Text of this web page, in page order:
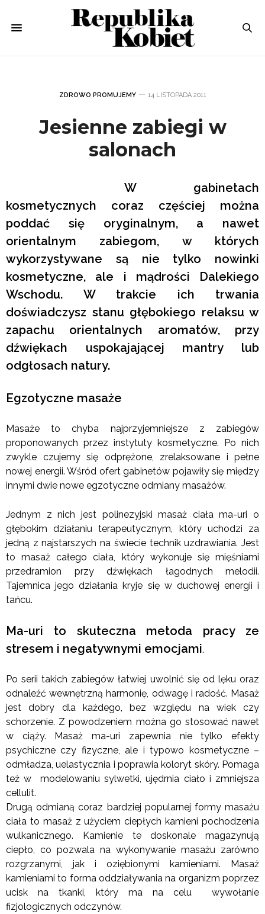
ZDROWO PROMUJEMY 14 LISTOPADA 2011
Jesienne zabiegi w
salonach
W gabinetach
kosmetycznych coraz częściej można
poddać się oryginalnym, a nawet
orientalnym zabiegom, w których
wykorzystywane są nie tylko nowinki
kosmetyczne, ale i mądrości Dalekiego
Wschodu. W trakcie ich trwania
doświadczysz stanu głębokiego relaksu w
zapachu orientalnych aromatów, przy
dźwiękach uspokajającej mantry lub
odgłosach natury.
Egzotyczne masaże
Masaże to chyba najprzyjemniejsze z zabiegów
proponowanych przez instytuty kosmetyczne. Po nich
zwykle czujemy się odprężone, zrelaksowane i pełne
nowej energii. Wśród ofert gabinetów pojawiły się między
innymi dwie nowe egzotyczne odmiany masażów.
Jednym z nich jest polinezyjski masaż ciała ma-uri o
głębokim działaniu terapeutycznym, który uchodzi za
jedną z najstarszych na świecie technik uzdrawiania. Jest
to masaż całego ciała, który wykonuje się mięśniami
przedramion przy dźwiękach łagodnych melodii.
Tajemnica jego działania kryje się w duchowej energii i
tańcu.
Ma-uri to skuteczna metoda pracy ze
stresem i negatywnymi emocjami.
Po serii takich zabiegów łatwiej uwolnić się od lęku oraz
odnaleźć wewnętrzną harmonię, odwagę i radość. Masaż
jest dobry dla każdego, bez względu na wiek czy
schorzenie. Z powodzeniem można go stosować nawet
w ciąży. Masaż ma-uri zapewnia nie tylko efekty
psychiczne czy fizyczne, ale i typowo kosmetyczne –
odmładza, uelastycznia i poprawia koloryt skóry. Pomaga
też w modelowaniu sylwetki, ujędrnia ciało i zmniejsza
cellulit.
Drugą odmianą coraz bardziej popularnej formy masażu
ciała to masaż z użyciem ciepłych kamieni pochodzenia
wulkanicznego. Kamienie te doskonale magazynują
ciepło, co pozwala na wykonywanie masażu zarówno
rozgrzanymi, jak i oziębionymi kamieniami. Masaż
kamieniami to forma oddziaływania na organizm poprzez
ucisk na tkanki, który ma na celu wywołanie
fizjologicznych odczynów.